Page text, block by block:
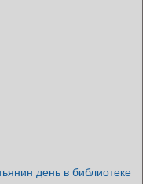
день в библиотеке